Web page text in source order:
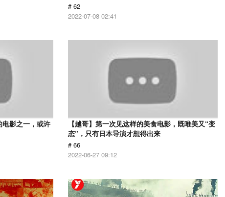
# 62
2022-07-08 02:41
电影之一，或许
【越哥】第一次见这样的美食电影，既唯美又“变
态”，只有日本导演才想得出来
# 66
2022-06-27 09:12